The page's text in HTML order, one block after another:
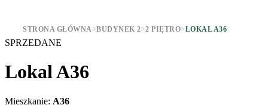
STRONA GŁÓWNA>BUDYNEK 2>2 PIĘTRO>LOKAL A36
SPRZEDANE
Lokal A36
Mieszkanie: A36